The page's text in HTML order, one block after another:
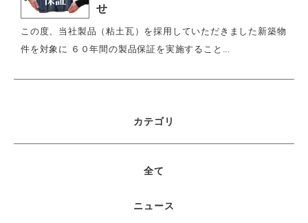
せ
この度、当社製品（粘土瓦）を採用していただきました新築物
件を対象に ６０年間の製品保証を実施すること...
カテゴリ
全て
ニュース